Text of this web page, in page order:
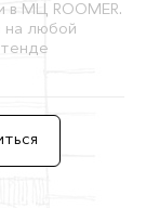
в МЦ ROOMER.
на любой